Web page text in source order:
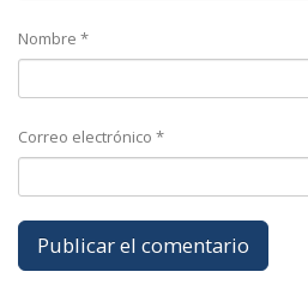
Nombre *
Correo electrónico *